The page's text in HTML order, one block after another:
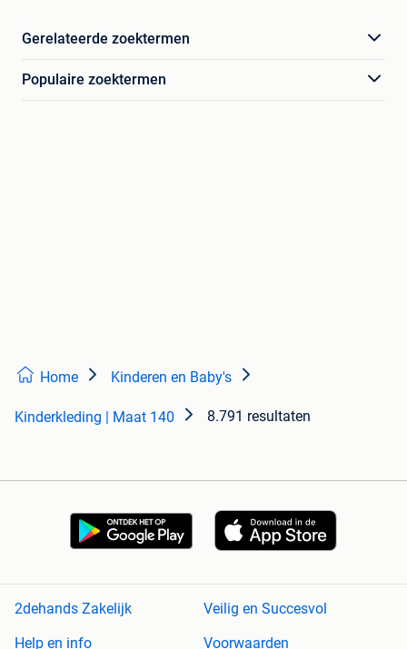
Gerelateerde zoektermen
Populaire zoektermen
Home Kinderen en Baby's
Kinderkleding | Maat 140 8.791 resultaten
2dehands Zakelijk
Veilig en Succesvol
Help en info
Voorwaarden